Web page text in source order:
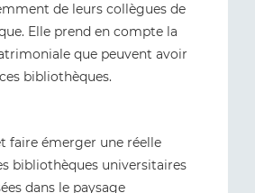
de leurs collègues de
Elle prend en compte la
que peuvent avoir
bibliothèques.
faire émerger une réelle
bibliothèques universitaires
dans le paysage